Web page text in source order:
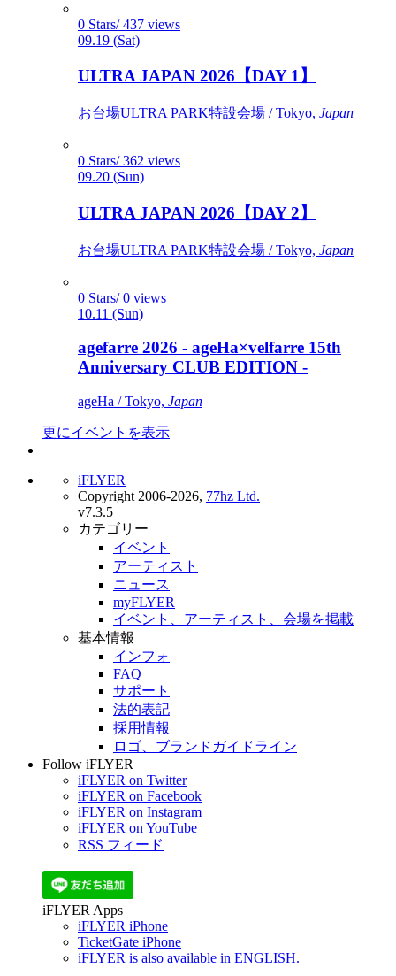
0 Stars/ 437 views
09.19 (Sat)
ULTRA JAPAN 2026【DAY 1】
お台場ULTRA PARK特設会場 / Tokyo, Japan
0 Stars/ 362 views
09.20 (Sun)
ULTRA JAPAN 2026【DAY 2】
お台場ULTRA PARK特設会場 / Tokyo, Japan
0 Stars/ 0 views
10.11 (Sun)
agefarre 2026 - ageHa×velfarre 15th
Anniversary CLUB EDITION -
ageHa / Tokyo, Japan
更にイベントを表示
iFLYER
Copyright 2006-2026, 77hz Ltd.
v7.3.5
カテゴリー
イベント
アーティスト
ニュース
myFLYER
イベント、アーティスト、会場を掲載
基本情報
インフォ
FAQ
サポート
法的表記
採用情報
ロゴ、ブランドガイドライン
Follow iFLYER
iFLYER on Twitter
iFLYER on Facebook
iFLYER on Instagram
iFLYER on YouTube
RSS フィード
iFLYER Apps
iFLYER iPhone
TicketGate iPhone
iFLYER is also available in ENGLISH.